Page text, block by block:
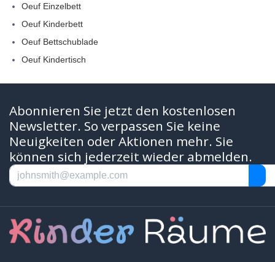
Oeuf Einzelbett
Oeuf Kinderbett
Oeuf Bettschublade
Oeuf Kindertisch
Abonnieren Sie jetzt den kostenlosen
Newsletter. So verpassen Sie keine
Neuigkeiten oder Aktionen mehr. Sie
können sich jederzeit wieder abmelden.